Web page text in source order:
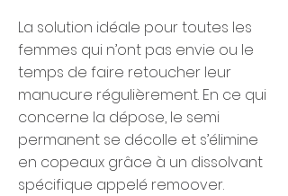
La solution idéale pour toutes les
femmes qui n’ont pas envie ou le
temps de faire retoucher leur
manucure régulièrement. En ce qui
concerne la dépose, le semi
permanent se décolle et s’élimine
en copeaux grâce à un dissolvant
spécifique appelé remoover.